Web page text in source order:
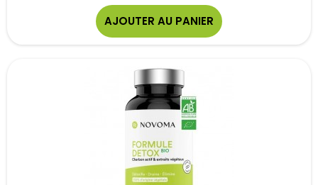
AJOUTER AU PANIER